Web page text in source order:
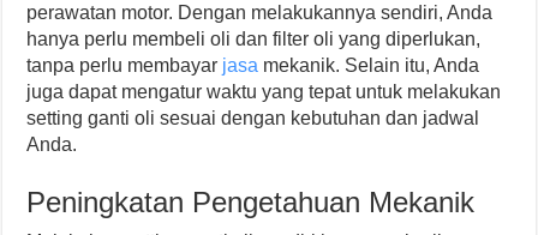
perawatan motor. Dengan melakukannya sendiri, Anda
hanya perlu membeli oli dan filter oli yang diperlukan,
tanpa perlu membayar jasa mekanik. Selain itu, Anda
juga dapat mengatur waktu yang tepat untuk melakukan
setting ganti oli sesuai dengan kebutuhan dan jadwal
Anda.
Peningkatan Pengetahuan Mekanik